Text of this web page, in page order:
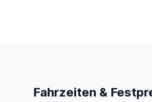
Fahrzeiten &